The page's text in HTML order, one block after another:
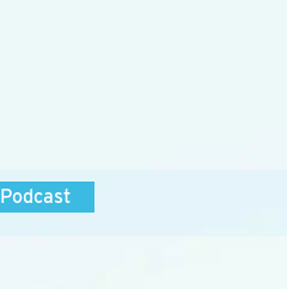
Podcast